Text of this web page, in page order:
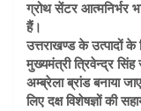
ग्रोथ सेंटर आत्मनिर्भर
हैं।
उत्तराखण्ड के उत्पादों
मुख्यमंत्री त्रिवेन्द्र
अम्ब्रेला ब्रांड बनाया
लिए दक्ष विशेषज्ञों की